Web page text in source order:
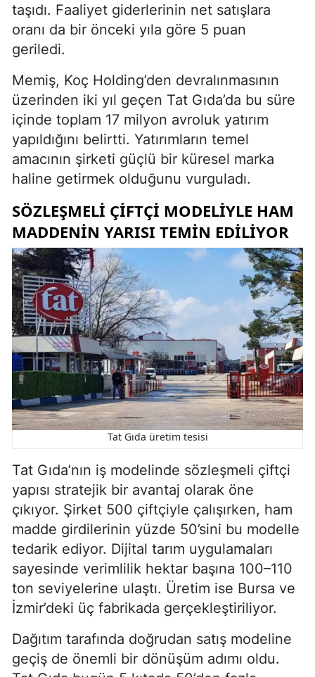
taşıdı. Faaliyet giderlerinin net satışlara
oranı da bir önceki yıla göre 5 puan
geriledi.
Memiş, Koç Holding’den devralınmasının
üzerinden iki yıl geçen Tat Gıda’da bu süre
içinde toplam 17 milyon avroluk yatırım
yapıldığını belirtti. Yatırımların temel
amacının şirketi güçlü bir küresel marka
haline getirmek olduğunu vurguladı.
SÖZLEŞMELI ÇIFTÇI MODELIYLE HAM
MADDENIN YARISI TEMIN EDILIYOR
Tat Gıda üretim tesisi
Tat Gıda’nın iş modelinde sözleşmeli çiftçi
yapısı stratejik bir avantaj olarak öne
çıkıyor. Şirket 500 çiftçiyle çalışırken, ham
madde girdilerinin yüzde 50’sini bu modelle
tedarik ediyor. Dijital tarım uygulamaları
sayesinde verimlilik hektar başına 100–110
ton seviyelerine ulaştı. Üretim ise Bursa ve
İzmir’deki üç fabrikada gerçekleştiriliyor.
Dağıtım tarafında doğrudan satış modeline
geçiş de önemli bir dönüşüm adımı oldu.